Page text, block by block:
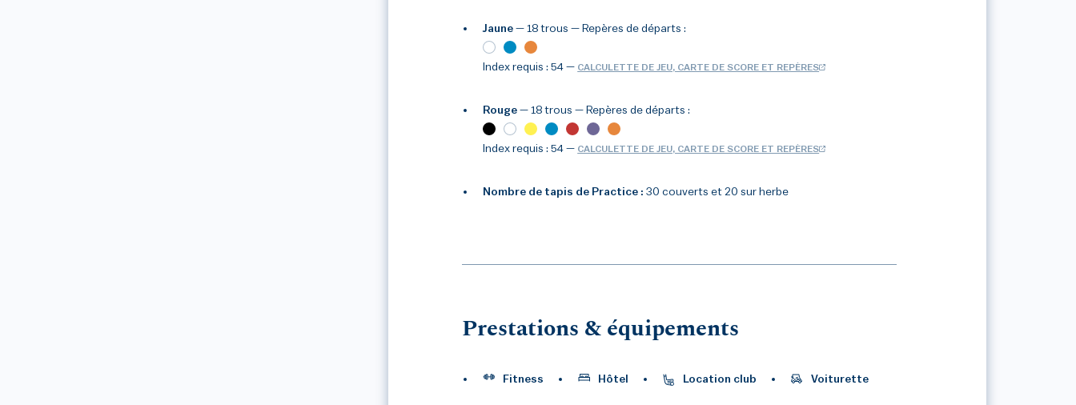
1/3
Jaune— 18 trous— Repères de départs :
Index requis : 54— CALCULETTE DE JEU, CARTE DE SCORE ET REPÈRES
Rouge— 18 trous— Repères de départs :
Index requis : 54— CALCULETTE DE JEU, CARTE DE SCORE ET REPÈRES
Nombre de tapis de Practice :30 couverts et 20 sur herbe
Prestations & équipements
Fitness Hôtel Location club Voiturette